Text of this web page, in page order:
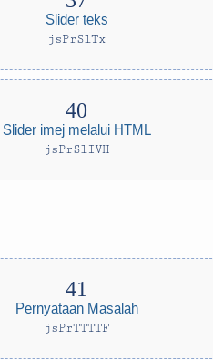
Slider teks
jsPrSlTx
Slider imej melalui HTML
jsPrSlIVH
Pernyataan Masalah
jsPrTTTTF